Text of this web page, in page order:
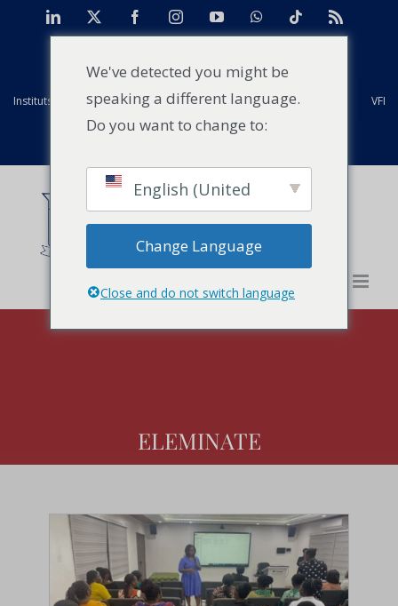
LinkedIn FacebookInstagramYouTubeWhatsAppTiktok
Instituts mondiaux Strathmore Anciens élèves Installations VFI
ELEMINATE
We've detected you might be
speaking a different language.
Do you want to change to:
English (United
States)
Change Language
Close and do not switch language